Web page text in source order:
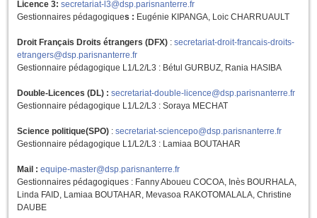
Licence 3: secretariat-l3@dsp.parisnanterre.fr
Gestionnaires pédagogiques : Eugénie KIPANGA, Loic CHARRUAULT
Droit Français Droits étrangers (DFX) : secretariat-droit-francais-droits-
etrangers@dsp.parisnanterre.fr
Gestionnaire pédagogique L1/L2/L3 : Bétul GURBUZ, Rania HASIBA
Double-Licences (DL) : secretariat-double-licence@dsp.parisnanterre.fr
Gestionnaire pédagogique L1/L2/L3 : Soraya MECHAT
Science politique(SPO) : secretariat-sciencepo@dsp.parisnanterre.fr
Gestionnaire pédagogique L1/L2/L3 : Lamiaa BOUTAHAR
Mail : equipe-master@dsp.parisnanterre.fr
Gestionnaires pédagogiques : Fanny Aboueu COCOA, Inès BOURHALA,
Linda FAID, Lamiaa BOUTAHAR, Mevasoa RAKOTOMALALA, Christine
DAUBE